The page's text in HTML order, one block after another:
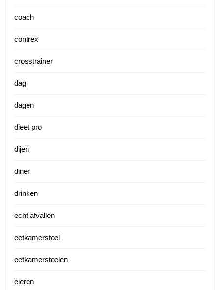
coach
contrex
crosstrainer
dag
dagen
dieet pro
dijen
diner
drinken
echt afvallen
eetkamerstoel
eetkamerstoelen
eieren